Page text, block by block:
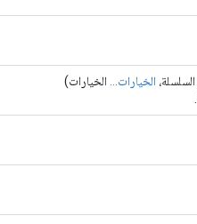
الخيارات...
الخيارات)